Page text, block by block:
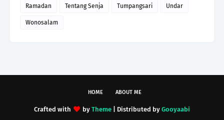
Ramadan Tentang Senja Tumpangsari Undar
Wonosalam
HOME ABOUT ME
Crafted with by Theme | Distributed by Gooyaabi